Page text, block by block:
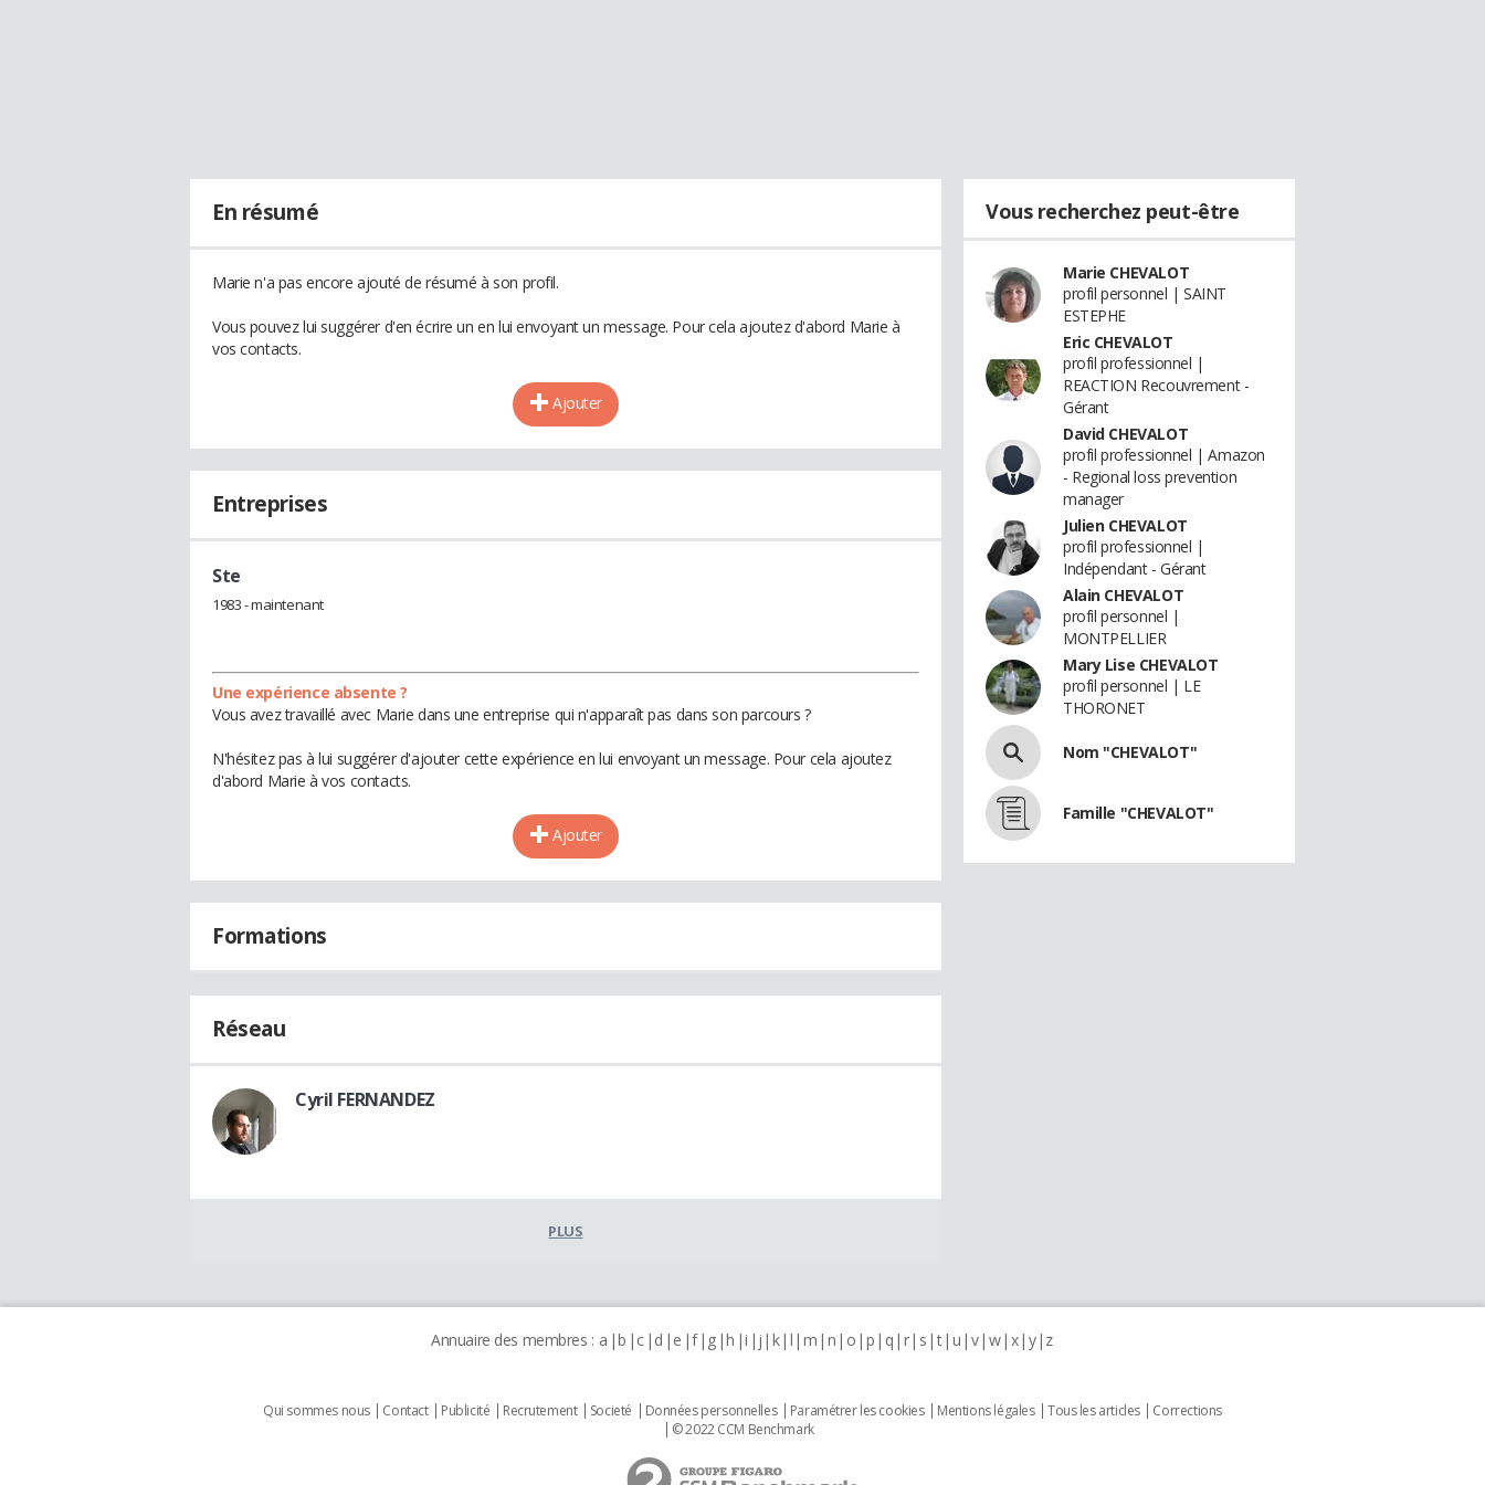
En résumé
Marie n'a pas encore ajouté de résumé à son profil.
Vous pouvez lui suggérer d'en écrire un en lui envoyant un message. Pour cela ajoutez d'abord Marie à
vos contacts.
Ajouter
Entreprises
Ste
1983 - maintenant
Une expérience absente ?
Vous avez travaillé avec Marie dans une entreprise qui n'apparaît pas dans son parcours ?
N'hésitez pas à lui suggérer d'ajouter cette expérience en lui envoyant un message. Pour cela ajoutez
d'abord Marie à vos contacts.
Ajouter
Formations
Réseau
Cyril FERNANDEZ
PLUS
Vous recherchez peut-être
Marie CHEVALOT
profil personnel | SAINT
ESTEPHE
Eric CHEVALOT
profil professionnel |
REACTION Recouvrement -
Gérant
David CHEVALOT
profil professionnel | Amazon
- Regional loss prevention
manager
Julien CHEVALOT
profil professionnel |
Indépendant - Gérant
Alain CHEVALOT
profil personnel |
MONTPELLIER
Mary Lise CHEVALOT
profil personnel | LE
THORONET
Nom "CHEVALOT"
Famille "CHEVALOT"
Annuaire des membres : a b c d e f g h i j k l m n o p q r s t u v w x y z
Qui sommes nous Contact Publicité Recrutement Societé Données personnelles Paramétrer les cookies Mentions légales Tous les articles
Corrections
© 2022 CCM Benchmark